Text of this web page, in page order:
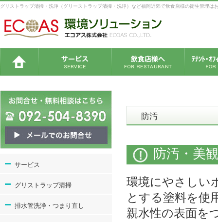
グリストラップ清掃・洗浄（グリーストラップ清掃・洗浄）など福岡近郊で飲食店様の衛生管理は
防汚
防汚・美
環境にやさしい
とする塗料を使
親水性の表面を
サービス
グリストラップ清掃
排水管洗浄・つまり直し